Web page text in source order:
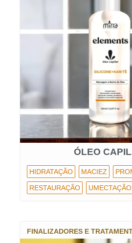
ÓLEO
HIDRATAÇÃO MACIEZ
RESTAURAÇÃO UMECTAÇÃO
FINALIZADORES E